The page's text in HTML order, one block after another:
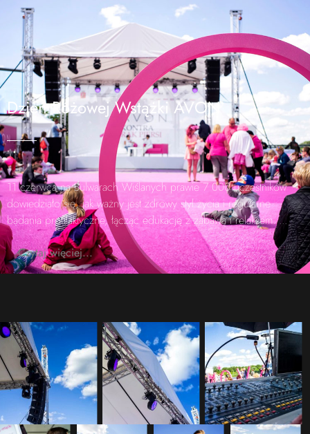
Dzień Różowej Wstążki AVON
11 czerwca na Bulwarach Wiślanych prawie 7 000 uczestników
dowiedziało się, jak ważny jest zdrowy styl życia i regularne
badania profilaktyczne, łącząc edukację z zabawą i relaksem....
Czytaj więciej...